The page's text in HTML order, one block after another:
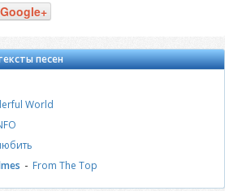
Google+
песен
World
- From The Top